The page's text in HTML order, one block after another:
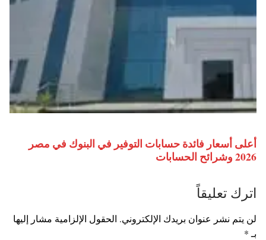
أعلى أسعار فائدة حسابات التوفير في البنوك في مصر
2026 وشرائح الحسابات
اترك تعليقاً
لن يتم نشر عنوان بريدك الإلكتروني. الحقول الإلزامية مشار إليها
بـ *